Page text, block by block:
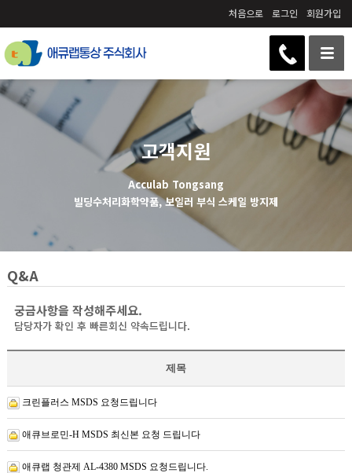
처음으로 로그인 회원가입
고객지원
Acculab Tongsang
빌딩수처리화학약품, 보일러 부식 스케일 방지제
Q&A
궁금사항을 작성해주세요.
담당자가 확인 후 빠른회신 약속드립니다.
제목
크린플러스 MSDS 요청드립니다
애큐브로민-H MSDS 최신본 요청 드립니다
애큐랩 청관제 AL-4380 MSDS 요청드립니다.